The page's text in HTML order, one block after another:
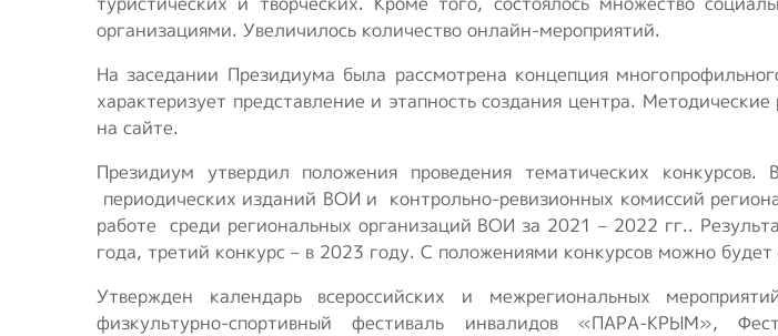
организациями. Увеличилось количество онлайн-мероприятий.
На заседании Президиума была рассмотрена концепция
характеризует представление и этапность создания центра.
на сайте.
Президиум утвердил положения проведения тематических
периодических изданий ВОИ и контрольно-ревизионных комиссий
работе среди региональных организаций ВОИ за 2021 – 2022 гг..
года, третий конкурс – в 2023 году. С положениями конкурсов можно
Утвержден календарь всероссийских и межрегиональных
физкультурно-спортивный фестиваль инвалидов «ПАРА-КРЫМ»,